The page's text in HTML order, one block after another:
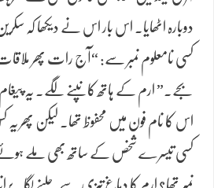
دوبارہ اٹھایا۔ اس بار اس نے دیکھا کہ سکرین
کسی نامعلوم نمبر سے: “آج رات پھر ملاقات
بجے۔” ارم کے ہاتھ کانپنے لگے۔ یہ پیغام
اس کا نام فون میں محفوظ تھا۔ لیکن پھر یہ کس
کسی تیسرے شخص کے ساتھ بھی ملے ہوئے
نمبر تھا؟ ارم کا دماغ تیزی سے چلنے لگا۔